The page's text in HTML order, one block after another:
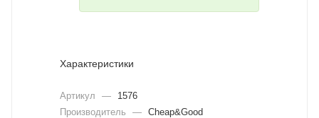
Характеристики
Артикул —
1576
Производитель
— Cheap&Good